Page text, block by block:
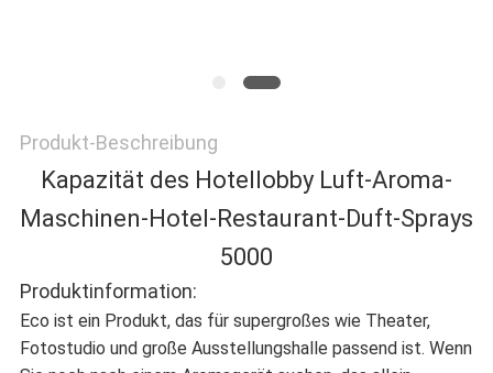
SITEMAP
DATENSCHUTZRICHTLINIE
Produkt-Beschreibung
Kapazität des Hotellobby Luft-Aroma-
Maschinen-Hotel-Restaurant-Duft-Sprays
5000
Produktinformation:
Eco ist ein Produkt, das für supergroßes wie Theater,
Fotostudio und große Ausstellungshalle passend ist. Wenn